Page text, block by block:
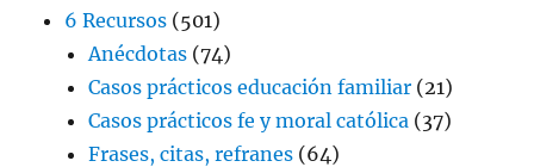
6 Recursos (501)
Anécdotas (74)
Casos prácticos educación familiar (21)
Casos prácticos fe y moral católica (37)
Frases, citas, refranes (64)